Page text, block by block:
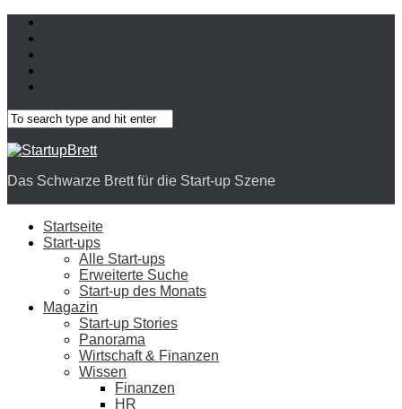
Das Schwarze Brett für die Start-up Szene
Startseite
Start-ups
Alle Start-ups
Erweiterte Suche
Start-up des Monats
Magazin
Start-up Stories
Panorama
Wirtschaft & Finanzen
Wissen
Finanzen
HR